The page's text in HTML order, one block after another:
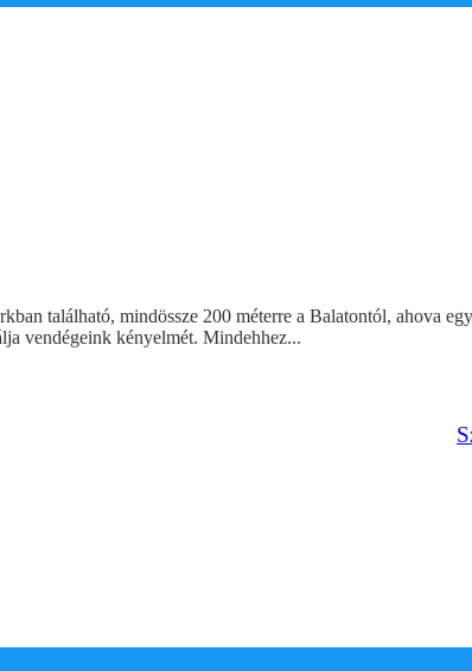
található, mindössze 200 méterre a Balatontól, ahova
vendégeink kényelmét. Mindehhez...